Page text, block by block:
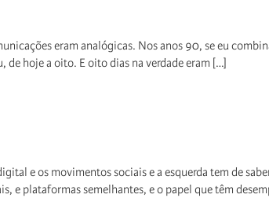
eram analógicas. Nos anos 90, se eu
de hoje a oito. E oito dias na verdade eram […]
e os movimentos sociais e a esquerda tem de
e plataformas semelhantes, e o papel que têm